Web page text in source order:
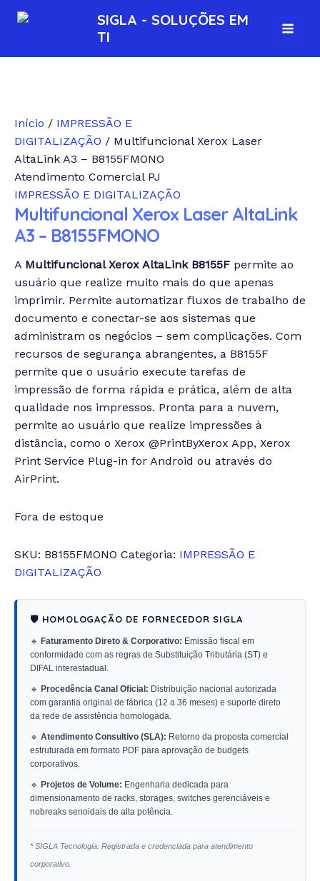
para
conteúdo
SIGLA - SOLUÇÕES EM
TI
Início / IMPRESSÃO E
DIGITALIZAÇÃO / Multifuncional Xerox Laser
AltaLink A3 – B8155FMONO
Atendimento Comercial PJ
IMPRESSÃO E DIGITALIZAÇÃO
Multifuncional Xerox Laser AltaLink
A3 – B8155FMONO
A Multifuncional Xerox AltaLink B8155F permite ao
usuário que realize muito mais do que apenas
imprimir. Permite automatizar fluxos de trabalho de
documento e conectar-se aos sistemas que
administram os negócios – sem complicações. Com
recursos de segurança abrangentes, a B8155F
permite que o usuário execute tarefas de
impressão de forma rápida e prática, além de alta
qualidade nos impressos. Pronta para a nuvem,
permite ao usuário que realize impressões à
distância, como o Xerox @PrintByXerox App, Xerox
Print Service Plug-in for Android ou através do
AirPrint.
Fora de estoque
SKU: B8155FMONO Categoria: IMPRESSÃO E
DIGITALIZAÇÃO
🛡️ HOMOLOGAÇÃO DE FORNECEDOR SIGLA
🔹 Faturamento Direto & Corporativo: Emissão fiscal em
conformidade com as regras de Substituição Tributária (ST) e
DIFAL interestadual.
🔹 Procedência Canal Oficial: Distribuição nacional autorizada
com garantia original de fábrica (12 a 36 meses) e suporte direto
da rede de assistência homologada.
🔹 Atendimento Consultivo (SLA): Retorno da proposta comercial
estruturada em formato PDF para aprovação de budgets
corporativos.
🔹 Projetos de Volume: Engenharia dedicada para
dimensionamento de racks, storages, switches gerenciáveis e
nobreaks senoidais de alta potência.
* SIGLA Tecnologia: Registrada e credenciada para atendimento
corporativo.